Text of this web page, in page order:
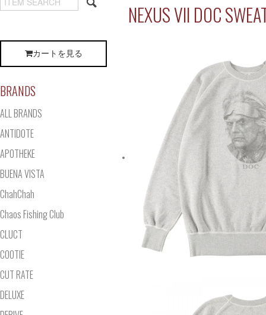
NEXUS VII DOC
カートを見る
BRANDS
ALL BRANDS
ANTIDOTE
APOTHEKE
BUENA VISTA
ChahChah
Chaos Fishing Club
CLUCT
COOTIE
CUT RATE
DELUXE